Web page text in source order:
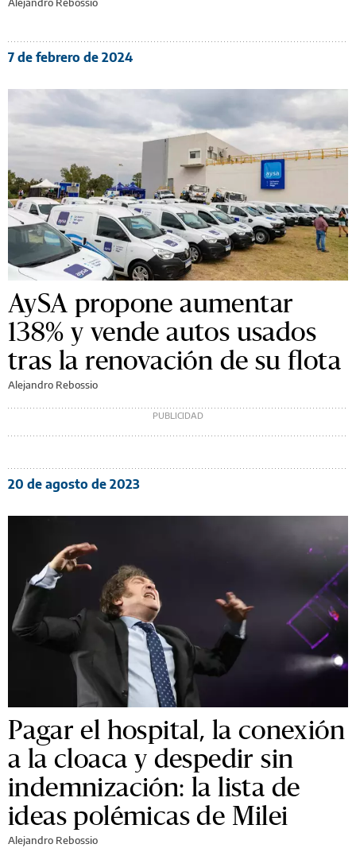
Alejandro Rebossio
7 de febrero de 2024
AySA propone aumentar
138% y vende autos usados
tras la renovación de su flota
Alejandro Rebossio
20 de agosto de 2023
Pagar el hospital, la conexión
a la cloaca y despedir sin
indemnización: la lista de
ideas polémicas de Milei
Alejandro Rebossio